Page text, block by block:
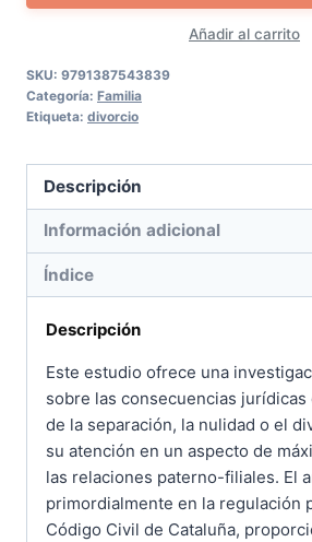
filiales
después
nulidad
Civil
de
Añadir al carrito
SKU: 9791387543839
Categoría: Familia
Etiqueta: divorcio
Descripción
Información adicional
Índice
Descripción
Este estudio ofrece una
sobre las consecuencias jurídicas
de la separación, la nulidad o el
su atención en un aspecto de
las relaciones paterno-filiales. El
primordialmente en la regulación
Código Civil de Cataluña,